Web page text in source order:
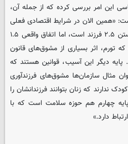
این امر بررسی کرده که از جمله آن،
«همین الان در شرایط اقتصادی فعلی
میانگین تمایل خانواده‌ها به داستن ۲.۵ فرزند است، اما اتفاق واقعی ۱.۵
تورم، اثر بسیاری از مشوق‌های قانون
دیگر این آسیب، قوانین هستند که
مثال سازمان‌ها مشوق‌های فرزندآوری
ندارند که زنان بتوانند فرزندانشان را
چهارم هم حوزه سلامت است که با
دارد.»